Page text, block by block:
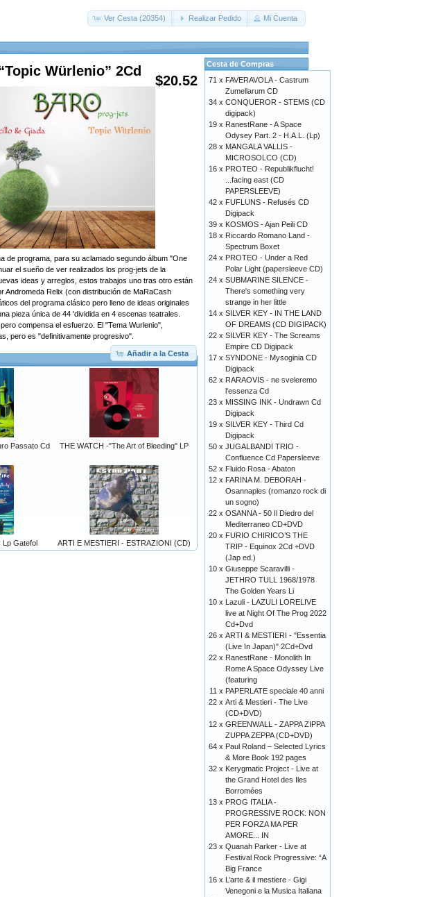
Ver Cesta (20354) Realizar Pedido Mi Cuenta
$20.52
Würlenio” 2Cd
de programa, para su aclamado segundo álbum "One
el sueño de ver realizados los prog-jets de la
ideas y arreglos, estos trabajos uno tras otro están
Andromeda Relix (con distribución de MaRaCash
del programa clásico pero lleno de ideas originales
pieza única de 44 'dividida en 4 escenas teatrales.
compensa el esfuerzo. El "Tema Wurlenio",
pero es "definitivamente progresivo".
Añadir a la Cesta
Passato Cd
THE WATCH -"The Art of Bleeding" LP
Gatefol ARTI E MESTIERI - ESTRAZIONI (CD)
Cesta de Compras
71 x FAVERAVOLA - Castrum
Zumellarum CD
34 x CONQUEROR - STEMS (CD
digipack)
19 x RanestRane - A Space
Odysey Part. 2 - H.A.L. (Lp)
28 x MANGALA VALLIS -
MICROSOLCO (CD)
16 x PROTEO - Republikflucht!
...facing east (CD
PAPERSLEEVE)
42 x FUFLUNS - Refusés CD
Digipack
39 x KOSMOS - Ajan Peili CD
18 x Riccardo Romano Land -
Spectrum Boxet
24 x PROTEO - Under a Red
Polar Light (papersleeve CD)
24 x SUBMARINE SILENCE -
There's something very
strange in her little
14 x SILVER KEY - IN THE LAND
OF DREAMS (CD DIGIPACK)
22 x SILVER KEY - The Screams
Empire CD Digipack
17 x SYNDONE - Mysoginia CD
Digipack
62 x RARAOVIS - ne sveleremo
l'essenza Cd
23 x MISSING INK - Undrawn Cd
Digipack
19 x SILVER KEY - Third Cd
Digipack
50 x JUGALBANDI TRIO -
Confluence Cd Papersleeve
52 x Fluido Rosa - Abaton
12 x FARINA M. DEBORAH -
Osannaples (romanzo rock di
un sogno)
22 x OSANNA - 50 Il Diedro del
Mediterraneo CD+DVD
20 x FURIO CHIRICO’S THE
TRIP - Equinox 2Cd +DVD
(Jap ed.)
10 x Giuseppe Scaravilli -
JETHRO TULL 1968/1978
The Golden Years Li
10 x Lazuli - LAZULI LORELIVE
live at Night Of The Prog 2022
Cd+Dvd
26 x ARTI & MESTIERI - "Essentia
(Live In Japan)" 2Cd+Dvd
22 x RanestRane - Monolith In
Rome A Space Odyssey Live
(featuring
11 x PAPERLATE speciale 40 anni
22 x Arti & Mestieri - The Live
(CD+DVD)
12 x GREENWALL - ZAPPA ZIPPA
ZUPPA ZEPPA (CD+DVD)
64 x Paul Roland – Selected Lyrics
& More Book 192 pages
32 x Kerygmatic Project - Live at
the Grand Hotel des Iles
Borromées
13 x PROG ITALIA -
PROGRESSIVE ROCK: NON
PER FORZA MA PER
AMORE... IN
23 x Quanah Parker - Live at
Festival Rock Progressive: “A
Big France
16 x L’arte & il mestiere - Gigi
Venegoni e la Musica Italiana